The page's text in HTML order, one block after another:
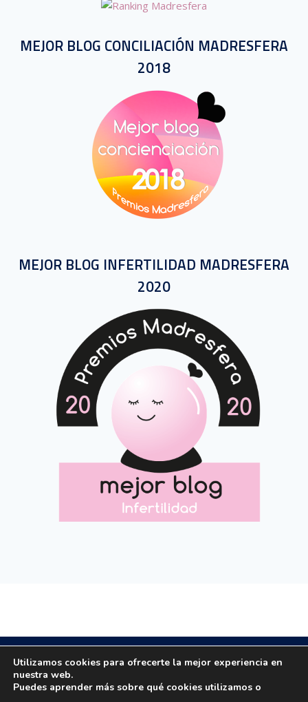
MEJOR BLOG CONCILIACIÓN MADRESFERA
2018
MEJOR BLOG INFERTILIDAD MADRESFERA
2020
Copyright © 2020 All rights reserved.
Utilizamos cookies para ofrecerte la mejor experiencia en
nuestra web.
Puedes aprender más sobre qué cookies utilizamos o